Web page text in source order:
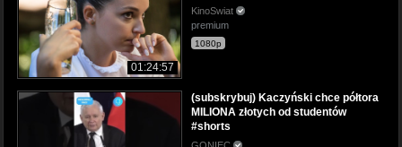
01:24:57
KinoSwiat
premium
1080p
(subskrybuj) Kaczyński chce półtora
MILIONA złotych od studentów
#shorts